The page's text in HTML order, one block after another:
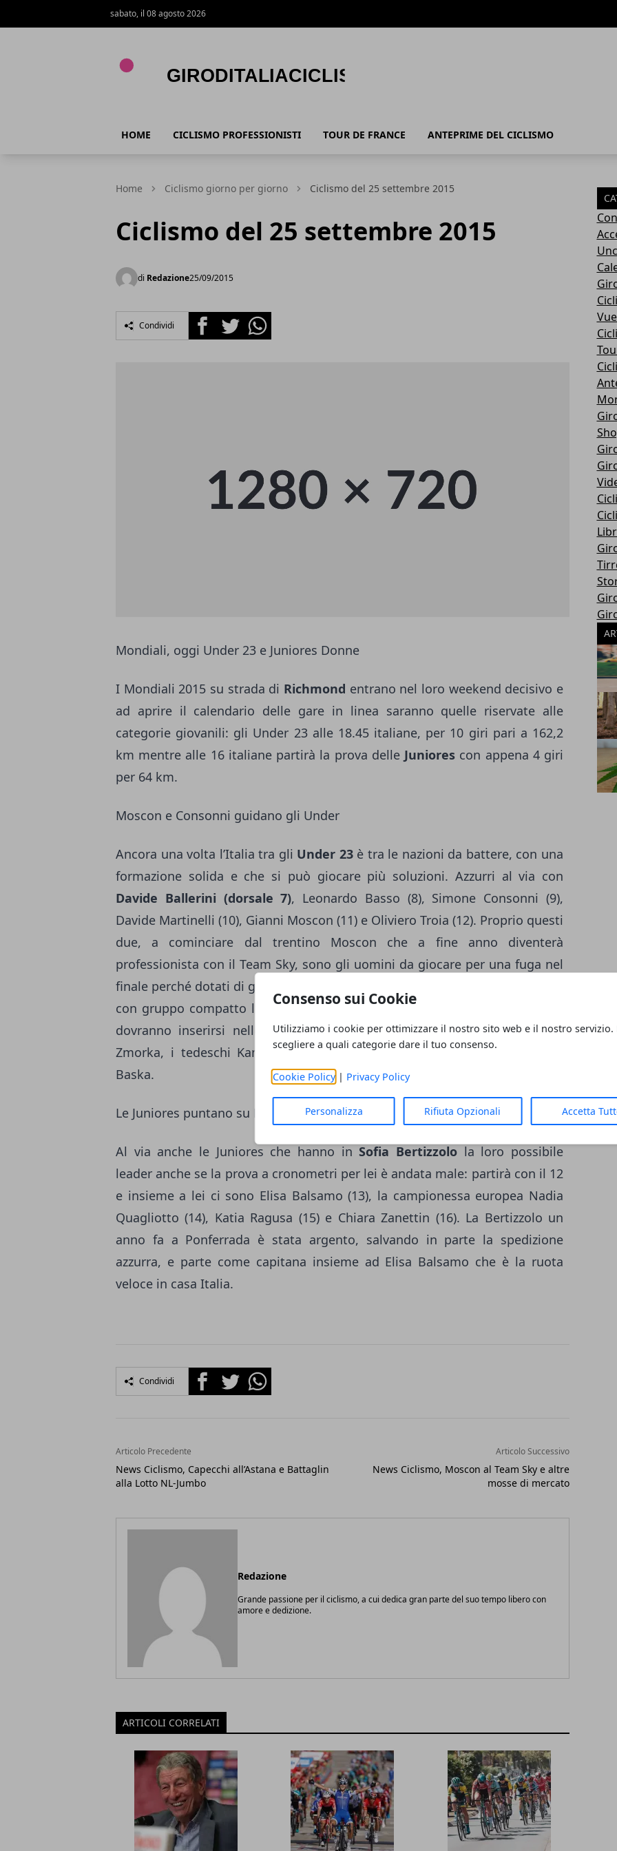
Consenso sui Cookie
Utilizziamo i cookie per ottimizzare il nostro sito web e il nostro servizio.
scegliere a quali categorie dare il tuo consenso.
Cookie Policy| Privacy Policy
Personalizza Rifiuta Opzionali Accetta
sabato, il 08 agosto 2026
HOME CICLISMO PROFESSIONISTI TOUR DE FRANCE ANTEPRIME DEL CICLISMO
Home Ciclismo giorno per giorno Ciclismo del 25 settembre 2015
Ciclismo del 25 settembre 2015
di Redazione25/09/2015
Condividi FacebookTwitterWhatsapp
Mondiali, oggi Under 23 e Juniores Donne
I Mondiali 2015 su strada di Richmond entrano nel loro weekend decisivo e
ad aprire il calendario delle gare in linea saranno quelle riservate alle
categorie giovanili: gli Under 23 alle 18.45 italiane, per 10 giri pari a 162,2
km mentre alle 16 italiane partirà la prova delle Juniores con appena 4 giri
per 64 km.
Moscon e Consonni guidano gli Under
Ancora una volta l’Italia tra gli Under 23è tra le nazioni da battere, con una
formazione solida e che si può giocare più soluzioni. Azzurri al via con
Davide Ballerini (dorsale 7), Leonardo Basso (8), Simone Consonni (9),
Davide Martinelli (10), Gianni Moscon (11) e Oliviero Troia (12). Proprio questi
due, a cominciare dal trentino Moscon che a fine anno diventerà
professionista con il Team Sky, sono gli uomini da giocare per una fuga nel
finale perché dotati di grande spunto sulla distanza, mentre in casa di arrivo
con gruppo compatto l’uomo da guardare è Consonni, con gli altri tre che
dovranno inserirsi nelle fughe di giornata. Tra i favoriti anche l'ucraino
Zmorka, i tedeschi Kamna e Koch, il belga Van Hooydonck, lo slovacco
Baska.
Le Juniores puntano su Bertizzolo e Balsamo
Al via anche le Juniores che hanno inSofia Bertizzolo la loro possibile
leader anche se la prova a cronometri per lei è andata male: partirà con il 12
e insieme a lei ci sono Elisa Balsamo (13), la campionessa europea Nadia
Quagliotto (14), Katia Ragusa (15) e Chiara Zanettin (16). La Bertizzolo un
anno fa a Ponferrada è stata argento, salvando in parte la spedizione
azzurra, e parte come capitana insieme ad Elisa Balsamo che è la ruota
veloce in casa Italia.
Condividi FacebookTwitterWhatsapp
Articolo Precedente
News Ciclismo, Capecchi all’Astana e Battaglin
alla Lotto NL-Jumbo
Articolo Successivo
News Ciclismo, Moscon al Team Sky e altre
mosse di mercato
Redazione
Grande passione per il ciclismo, a cui dedica gran parte del suo tempo libero con
amore e dedizione.
ARTICOLI CORRELATI